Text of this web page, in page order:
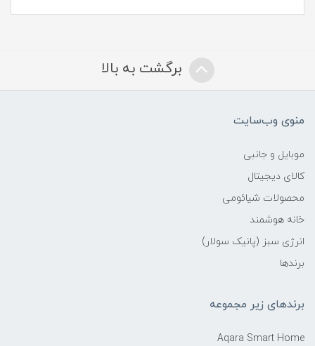
برگشت به بالا
منوی وب‌سایت
موبایل و جانبی
کالای دیجیتال
محصولات شیائومی
خانه هوشمند
انرژی سبز (پانیک سولار)
برندها
برندهای زیر مجموعه
Aqara Smart Home